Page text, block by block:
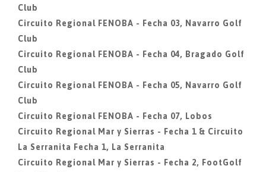
Club
Circuito Regional FENOBA - Fecha 03, Navarro Golf
Club
Circuito Regional FENOBA - Fecha 04, Bragado Golf
Club
Circuito Regional FENOBA - Fecha 05, Navarro Golf
Club
Circuito Regional FENOBA - Fecha 07, Lobos
Circuito Regional Mar y Sierras - Fecha 1 & Circuito
La Serranita Fecha 1, La Serranita
Circuito Regional Mar y Sierras - Fecha 2, FootGolf